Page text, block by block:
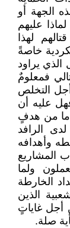
الجهة أو
عليهم
لهذا
خاصةً
الذي يراود
فمعلومٌ
التخلص
عليه أن
ما من هدفٍ
الرافد
وأهدافه
المشاريع
ولما
الخارطة
الذين
أجل غاياتٍ
صلة.